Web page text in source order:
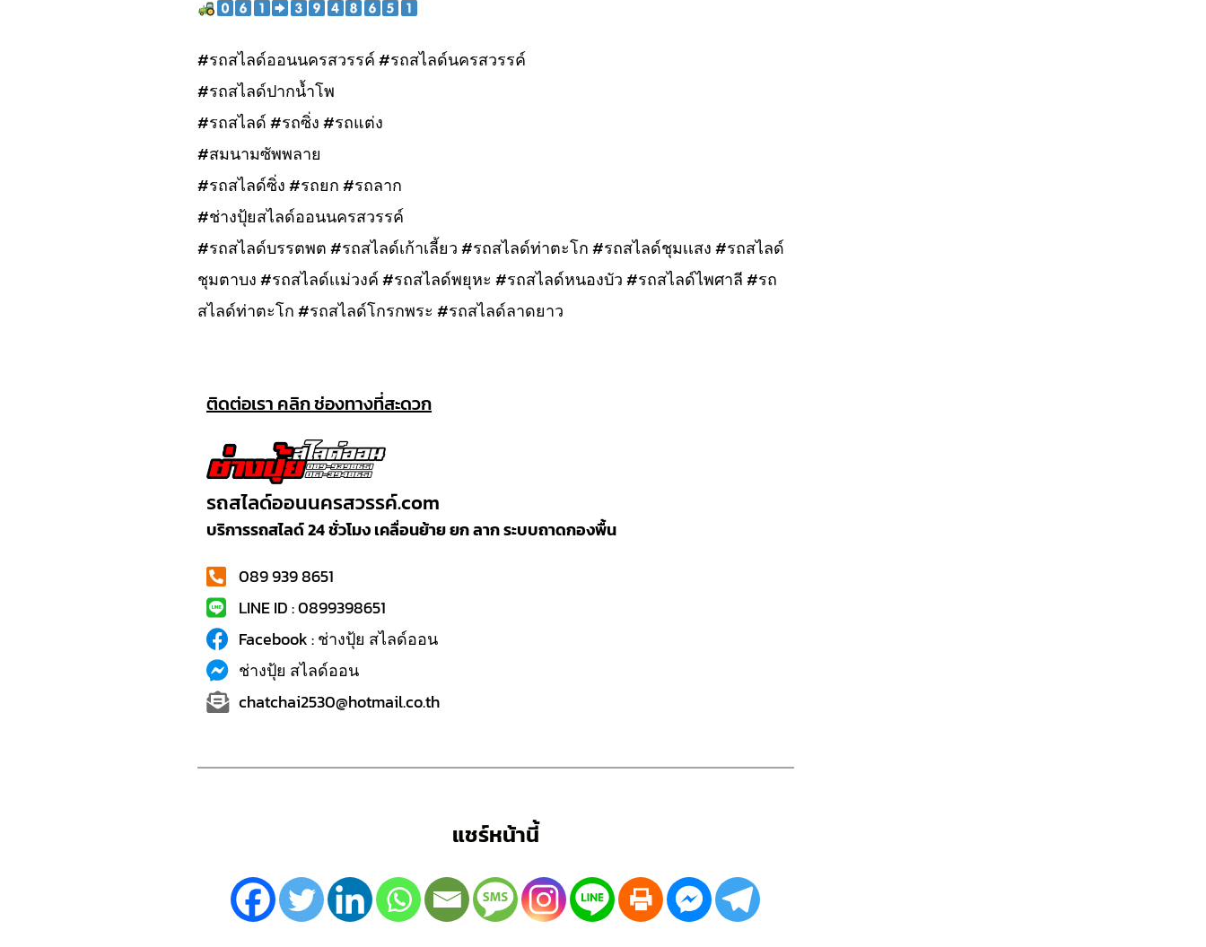
#รถสไลด์ออนนครสวรรค์ #รถสไลด์นครสวรรค์
#รถสไลด์ปากน้ำโพ
#รถสไลด์ #รถซิ่ง #รถแต่ง
#สมนามซัพพลาย
#รถสไลด์ซิ่ง #รถยก #รถลาก
#ช่างปุ้ยสไลด์ออนนครสวรรค์
#รถสไลด์บรรตพต #รถสไลด์เก้าเลี้ยว #รถสไลด์ท่าตะโก #รถสไลด์ชุมเเสง #รถสไลด์
ชุมตาบง #รถสไลด์เเม่วงค์ #รถสไลด์พยุหะ #รถสไลด์หนองบัว #รถสไลด์ไพศาลี #รถ
สไลด์ท่าตะโก #รถสไลด์โกรกพระ #รถสไลด์ลาดยาว
ติดต่อเรา คลิก ช่องทางที่สะดวก
รถสไลด์ออนนครสวรรค์.com
บริการรถสไลด์ 24 ชั่วโมง เคลื่อนย้าย ยก ลาก ระบบถาดกองพื้น
089 939 8651
LINE ID : 0899398651
Facebook : ช่างปุ้ย สไลด์ออน
ช่างปุ้ย สไลด์ออน
chatchai2530@hotmail.co.th
แชร์หน้านี้